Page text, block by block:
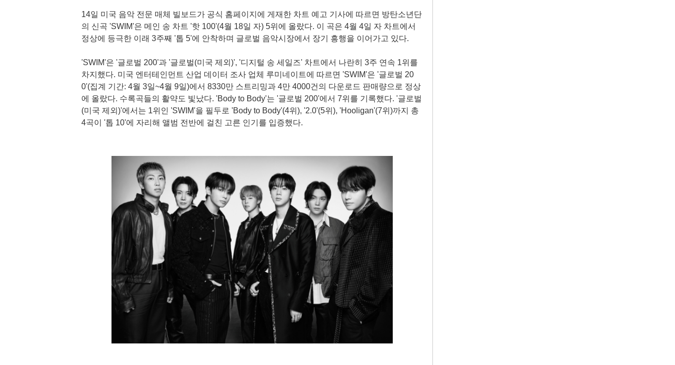
14일 미국 음악 전문 매체 빌보드가 공식 홈페이지에 게재한 차트 예고 기사에 따르면 방탄소년단
의 신곡 'SWIM'은 메인 송 차트 '핫 100'(4월 18일 자) 5위에 올랐다. 이 곡은 4월 4일 자 차트에서
정상에 등극한 이래 3주째 '톱 5'에 안착하며 글로벌 음악시장에서 장기 흥행을 이어가고 있다.
'SWIM'은 '글로벌 200'과 '글로벌(미국 제외)', '디지털 송 세일즈' 차트에서 나란히 3주 연속 1위를
차지했다. 미국 엔터테인먼트 산업 데이터 조사 업체 루미네이트에 따르면 'SWIM'은 '글로벌 20
0'(집계 기간: 4월 3일~4월 9일)에서 8330만 스트리밍과 4만 4000건의 다운로드 판매량으로 정상
에 올랐다. 수록곡들의 활약도 빛났다. 'Body to Body'는 '글로벌 200'에서 7위를 기록했다. '글로벌
(미국 제외)'에서는 1위인 'SWIM'을 필두로 'Body to Body'(4위), '2.0'(5위), 'Hooligan'(7위)까지 총
4곡이 '톱 10'에 자리해 앨범 전반에 걸친 고른 인기를 입증했다.